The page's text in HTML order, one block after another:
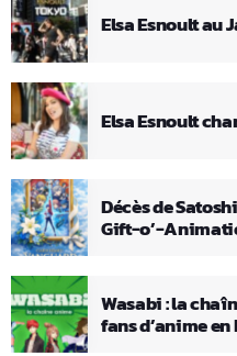
Elsa Esnoult au
Elsa Esnoult
Décès de
Gift-o’-
Wasabi : la
fans d’anime en